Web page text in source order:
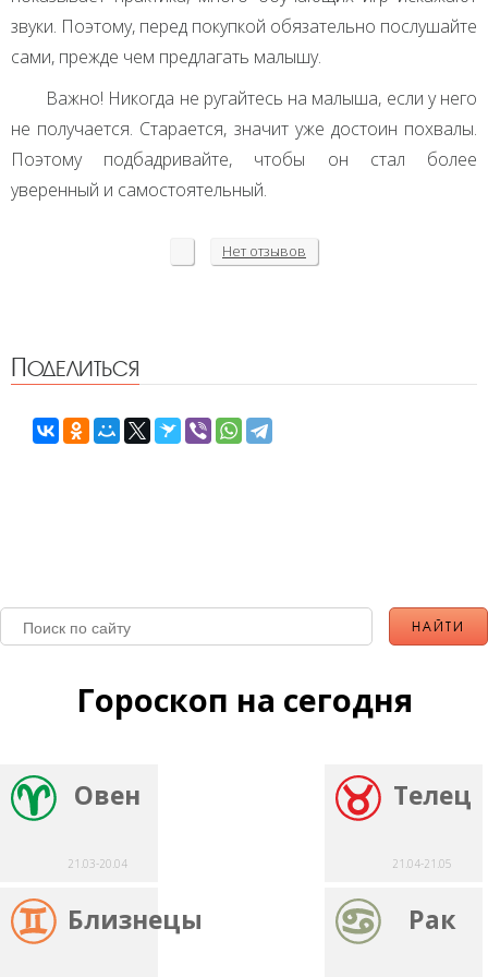
звуки. Поэтому, перед покупкой обязательно послушайте
сами, прежде чем предлагать малышу.
Важно! Никогда не ругайтесь на малыша, если у него
не получается. Старается, значит уже достоин похвалы.
Поэтому подбадривайте, чтобы он стал более
уверенный и самостоятельный.
Нет отзывов
Поделиться
Гороскоп на сегодня
Овен
21.03-20.04
Телец
21.04-21.05
Близнецы Рак